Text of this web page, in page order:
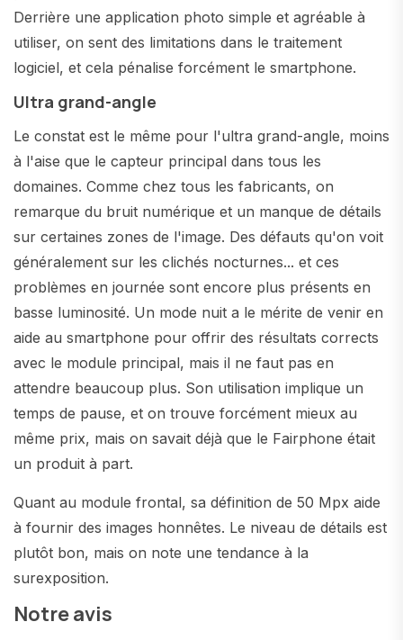
Derrière une application photo simple et agréable à
utiliser, on sent des limitations dans le traitement
logiciel, et cela pénalise forcément le smartphone.
Ultra grand-angle
Le constat est le même pour l'ultra grand-angle, moins
à l'aise que le capteur principal dans tous les
domaines. Comme chez tous les fabricants, on
remarque du bruit numérique et un manque de détails
sur certaines zones de l'image. Des défauts qu'on voit
généralement sur les clichés nocturnes... et ces
problèmes en journée sont encore plus présents en
basse luminosité. Un mode nuit a le mérite de venir en
aide au smartphone pour offrir des résultats corrects
avec le module principal, mais il ne faut pas en
attendre beaucoup plus. Son utilisation implique un
temps de pause, et on trouve forcément mieux au
même prix, mais on savait déjà que le Fairphone était
un produit à part.
Quant au module frontal, sa définition de 50 Mpx aide
à fournir des images honnêtes. Le niveau de détails est
plutôt bon, mais on note une tendance à la
surexposition.
Notre avis